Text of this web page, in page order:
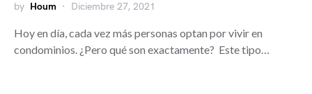
by Houm Diciembre 27, 2021
Hoy en día, cada vez más personas optan por vivir en
condominios. ¿Pero qué son exactamente? Este tipo…